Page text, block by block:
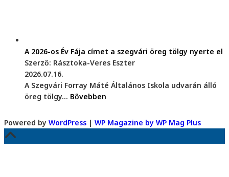
A 2026-os Év Fája címet a szegvári öreg tölgy nyerte el
Szerző: Rásztoka-Veres Eszter
2026.07.16.
A Szegvári Forray Máté Általános Iskola udvarán álló
öreg tölgy... Bővebben
Powered by WordPress | WP Magazine by WP Mag Plus